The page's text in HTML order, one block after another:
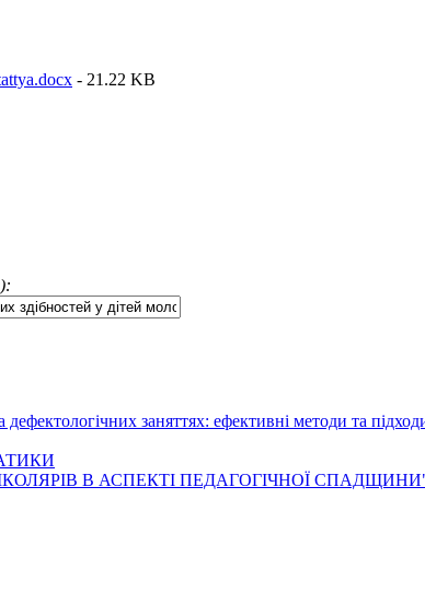
- 21.22 KB
заняттях: ефективні методи та
В АСПЕКТІ ПЕДАГОГІЧНОЇ